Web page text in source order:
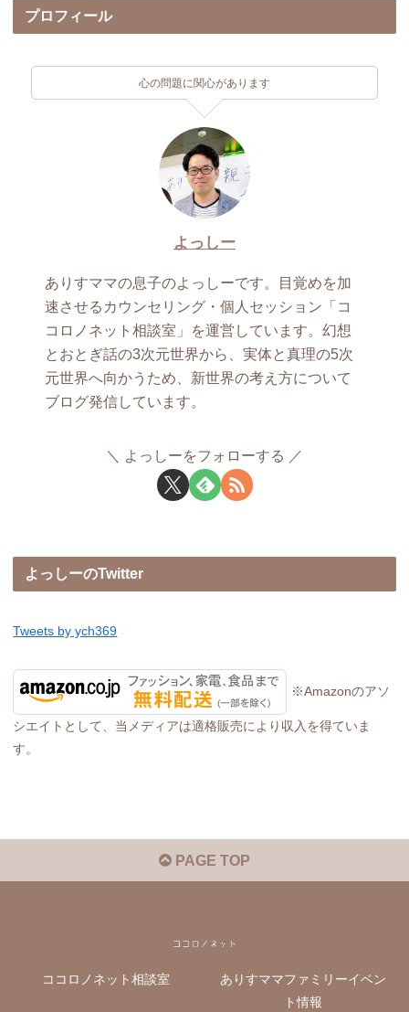
プロフィール
心の問題に関心があります
よっしー
ありすママの息子のよっしーです。目覚めを加
速させるカウンセリング・個人セッション「コ
コロノネット相談室」を運営しています。幻想
とおとぎ話の3次元世界から、実体と真理の5次
元世界へ向かうため、新世界の考え方について
ブログ発信しています。
よっしーをフォローする
よっしーのTwitter
Tweets by ych369
※Amazonのアソ
シエイトとして、当メディアは適格販売により収入を得ていま
す。
PAGE TOP
ココロノネット相談室
ありすママファミリーイベン
ト情報